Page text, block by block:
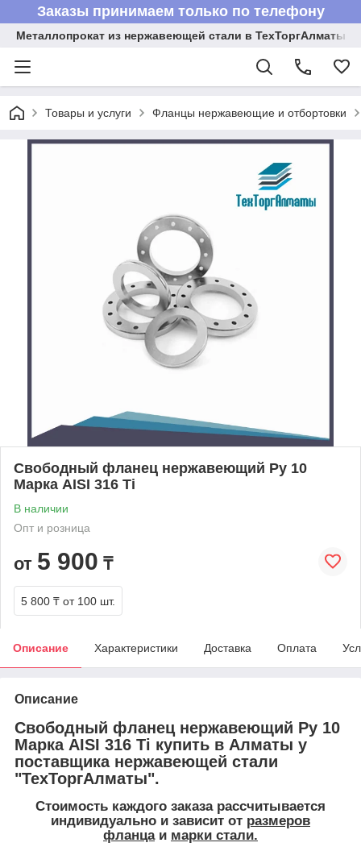
Заказы принимаем только по телефону
Металлопрокат из нержавеющей стали в ТехТоргАлматы
Товары и услуги Фланцы нержавеющие и отбортовки
Свободный фланец нержавеющий Ру 10
Марка AISI 316 Ti
В наличии
Опт и розница
от 5 900 ₸
5 800 ₸ от 100 шт.
Описание Характеристики Доставка Оплата
Описание
Свободный фланец нержавеющий Ру 10
Марка AISI 316 Ti купить в Алматы у
поставщика нержавеющей стали
"ТехТоргАлматы".
Стоимость каждого заказа рассчитывается
индивидуально и зависит от размеров
фланцаи марки стали.